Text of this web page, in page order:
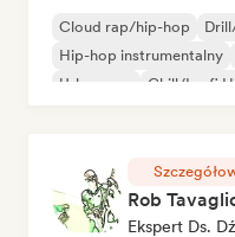
Cloud rap/hip-hop
Hip-hop instrumentalny
Urban pop
Chill/Lo-fi
Rob
Ekspert Ds.